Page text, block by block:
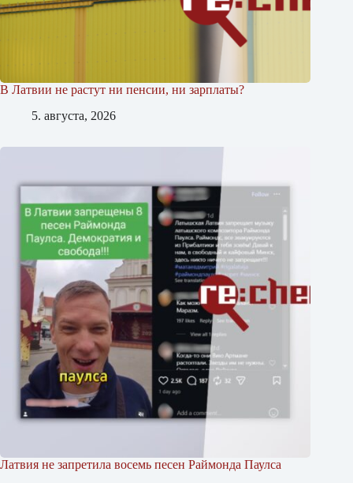
В Латвии не растут ни пенсии, ни зарплаты?
5. августа, 2026
Латвия не запретила восемь песен Раймонда Паулса